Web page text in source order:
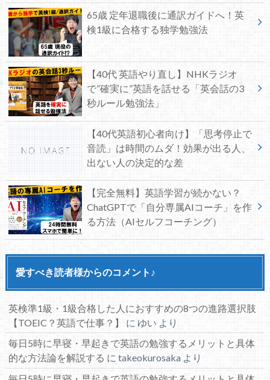
65歳 定年退職後に通訳ガイドへ！英
検1級に合格する独学勉強法
【40代 英語やり直し】NHKラジオ
で”確実に”英語を話せる「英会話の3
秒ルール勉強法」
【40代英語初心者向け】「思考停止で
音読」は時間のムダ！効果が出る人、
出ない人の決定的な差
【完全無料】英語学習が続かない？
ChatGPTで「自分専属AIコーチ」を作
る方法（AIセルフコーチング）
愛すべき読者様からのコメント♪
英検準1級・1級合格した人におすすめの8つの進路選択肢
【TOEIC？英語で仕事？】
に ゆい より
毎日5時に早寝・早起きで英語の勉強するメリットと具体
的な方法論を解説する に takeokurosakaより